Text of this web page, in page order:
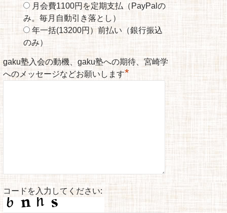
月会費1100円を定期支払（PayPalの
み。毎月自動引き落とし）
年一括(13200円）前払い（銀行振込
のみ）
gaku塾入会の動機、gaku塾への期待、宮崎学
へのメッセージなどお願いします*
コードを入力してください: